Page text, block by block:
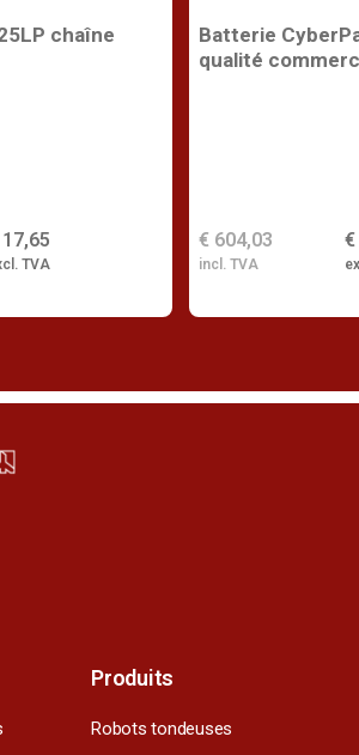
chaîne
TVA
Batterie
qualité
€
€ 604,03
incl. TVA
Produits
Robots tondeuses